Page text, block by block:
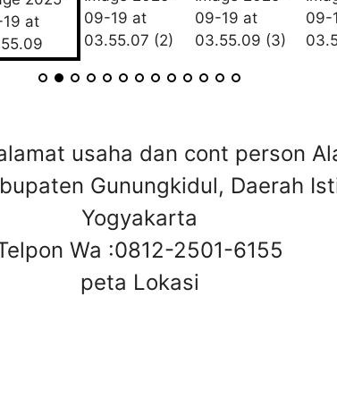
usaha dan cont person
Gunungkidul, Daerah
Yogyakarta
Wa :0812-2501-6155
peta Lokasi